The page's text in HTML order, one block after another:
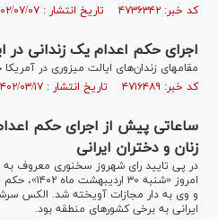
کد خبر: ۴۷۳۶۳۴۲ تاریخ انتشار : ۱۴۰۲/۰۷/۰۷
اجرای حکم اعدام یک زندانی در
مقام‎های زندان‌های ایالت میزوری در آمریکا حکم اعدام یک زندانی را اجرا کردند.
کد خبر: ۴۷۱۶۴۸۹ تاریخ انتشار : ۱۴۰۲/۰۳/۱۷
ساعاتی پیش از اجرای حکم
زنان و دختران ایرانی
در پی تایید رای شهروز سخنوری معروف به
امروز «شنبه
و وی به دار مجازات آویخته شد. الکس
ایرانی به برخی کشور‌های منطقه بود.